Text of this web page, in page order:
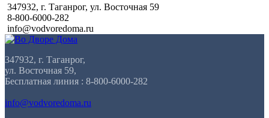
347932, г. Таганрог, ул. Восточная 59
8-800-6000-282
info@vodvoredoma.ru
347932, г. Таганрог,
ул. Восточная 59,
Бесплатная линия : 8-800-6000-282
info@vodvoredoma.ru